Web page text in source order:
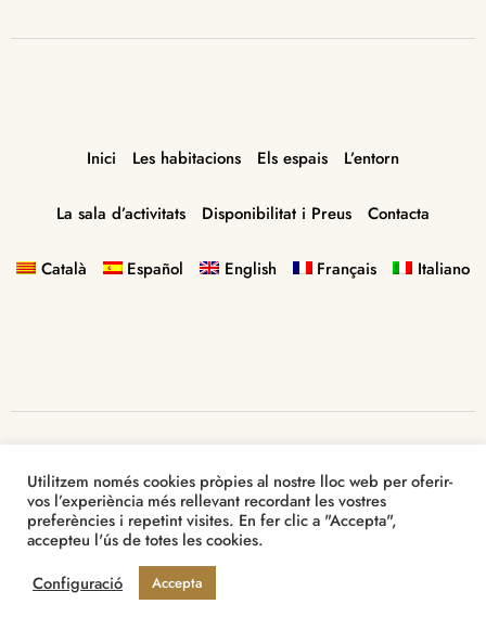
Inici Les habitacions Els espais L’entorn
La sala d’activitats Disponibilitat i Preus Contacta
Català Español English Français Italiano
© 2021 Turisme Rural La Font
Utilitzem només cookies pròpies al nostre lloc web per oferir-
vos l’experiència més rellevant recordant les vostres
preferències i repetint visites. En fer clic a "Accepta",
accepteu l'ús de totes les cookies.
Configuració
Accepta